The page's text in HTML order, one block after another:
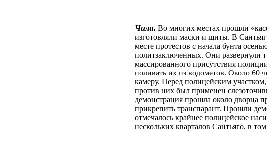
Чили. Во многих местах прошли
изготовляли маски и щиты. В
месте протестов с начала бунта
политзаключенных. Они развернули
массированного присутствия
поливать их из водометов. Около 60
камеру. Перед полицейским
против них был применен
демонстрация прошла около дворца
прикрепить транспарант. Прошли
отмечалось крайнее полицейское
нескольких кварталов Сантьяго, в